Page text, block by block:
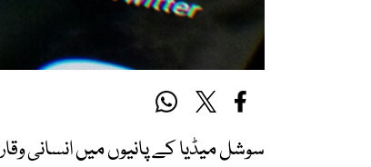
سوشل میڈیا کے پانیوں میں انسانی